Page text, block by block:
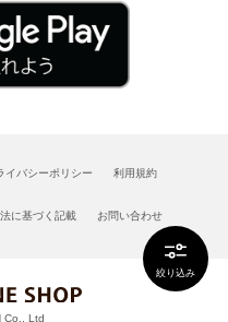
絞り込み
イバシーポリシー 利用規約
に基づく記載 お問い合わせ
Co., Ltd